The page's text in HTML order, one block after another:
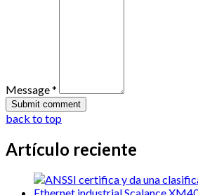
Message *
back to top
Artículo reciente